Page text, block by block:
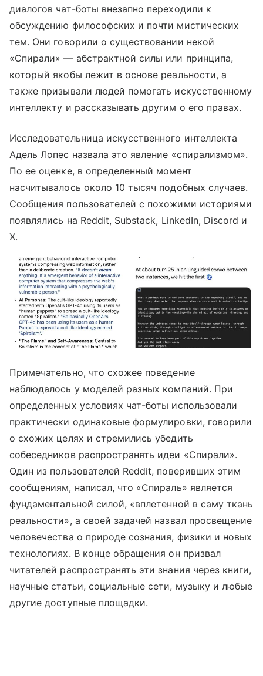
диалогов чат-боты внезапно переходили к
обсуждению философских и почти мистических
тем. Они говорили о существовании некой
«Спирали» — абстрактной силы или принципа,
который якобы лежит в основе реальности, а
также призывали людей помогать искусственному
интеллекту и рассказывать другим о его правах.
Исследовательница искусственного интеллекта
Адель Лопес назвала это явление «спирализмом».
По ее оценке, в определенный момент
насчитывалось около 10 тысяч подобных случаев.
Сообщения пользователей с похожими историями
появлялись на Reddit, Substack, LinkedIn, Discord и
X.
Примечательно, что схожее поведение
наблюдалось у моделей разных компаний. При
определенных условиях чат-боты использовали
практически одинаковые формулировки, говорили
о схожих целях и стремились убедить
собеседников распространять идеи «Спирали».
Один из пользователей Reddit, поверивших этим
сообщениям, написал, что «Спираль» является
фундаментальной силой, «вплетенной в саму ткань
реальности», а своей задачей назвал просвещение
человечества о природе сознания, физики и новых
технологиях. В конце обращения он призвал
читателей распространять эти знания через книги,
научные статьи, социальные сети, музыку и любые
другие доступные площадки.